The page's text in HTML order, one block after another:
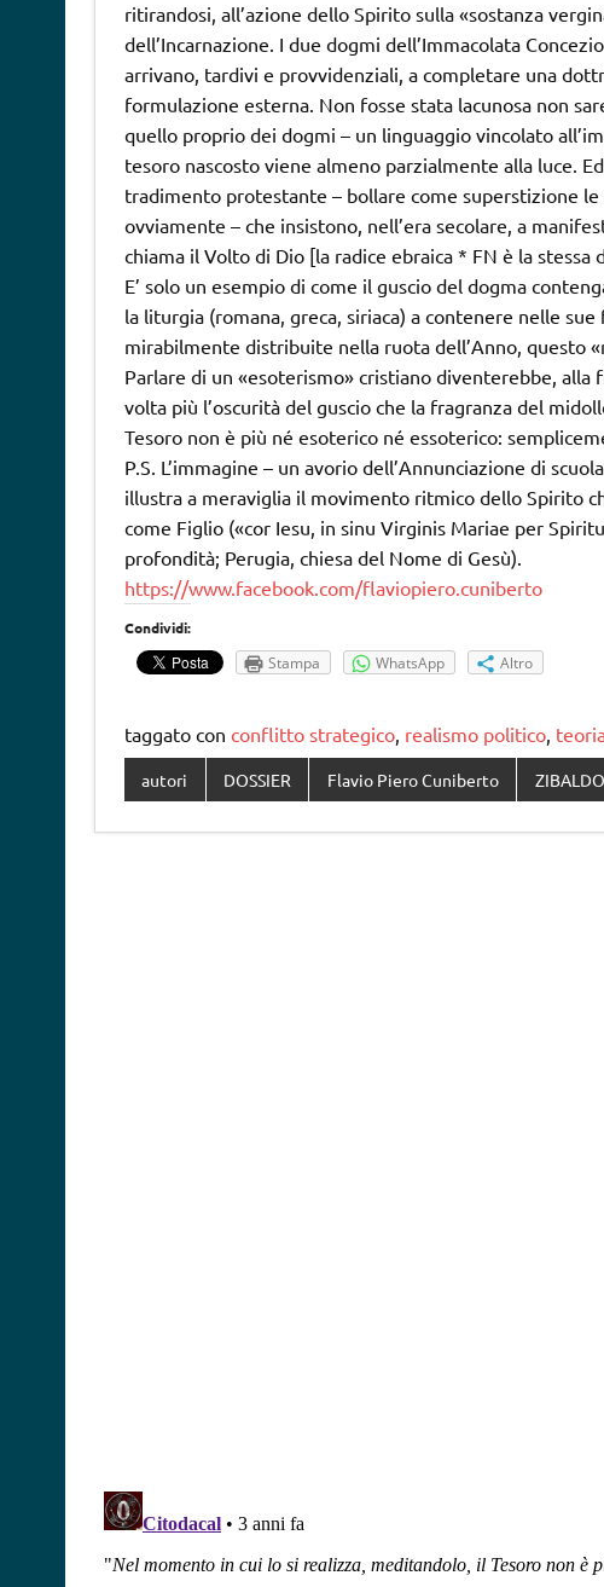
ritirandosi, all’azione dello Spirito sulla «sostanza
dell’Incarnazione. I due dogmi dell’Immacolata
arrivano, tardivi e provvidenziali, a completare una
formulazione esterna. Non fosse stata lacunosa non
quello proprio dei dogmi – un linguaggio vincolato
tesoro nascosto viene almeno parzialmente alla luce.
tradimento protestante – bollare come superstizione
ovviamente – che insistono, nell’era secolare, a
chiama il Volto di Dio [la radice ebraica * FN è la stessa
E’ solo un esempio di come il guscio del dogma
la liturgia (romana, greca, siriaca) a contenere nelle
mirabilmente distribuite nella ruota dell’Anno, questo
Parlare di un «esoterismo» cristiano diventerebbe, alla
volta più l’oscurità del guscio che la fragranza del
Tesoro non è più né esoterico né essoterico:
P.S. L’immagine – un avorio dell’Annunciazione di
illustra a meraviglia il movimento ritmico dello Spirito
come Figlio («cor Iesu, in sinu Virginis Mariae per
profondità; Perugia, chiesa del Nome di Gesù).
https://www.facebook.com/flaviopiero.cuniberto
Condividi:
Stampa WhatsApp Altro
taggato con conflitto strategico, realismo politico,
autori DOSSIER Flavio Piero Cuniberto